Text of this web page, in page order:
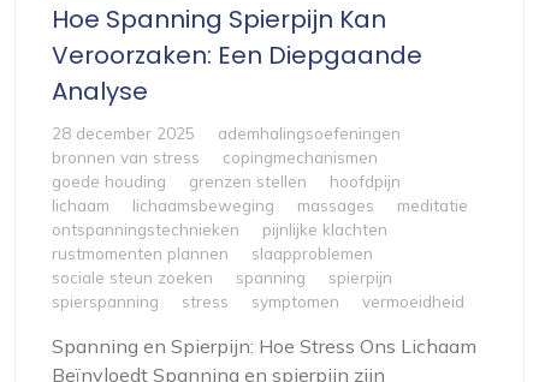
Hoe Spanning Spierpijn Kan
Veroorzaken: Een Diepgaande
Analyse
28 december 2025
ademhalingsoefeningen
bronnen van stress
copingmechanismen
goede houding
grenzen stellen
hoofdpijn
lichaam
lichaamsbeweging massages
meditatie
ontspanningstechnieken
pijnlijke klachten
rustmomenten plannen
slaapproblemen
sociale steun zoeken
spanning
spierpijn
spierspanning
stress symptomen vermoeidheid
Spanning en Spierpijn: Hoe Stress Ons Lichaam
Beïnvloedt Spanning en spierpijn zijn